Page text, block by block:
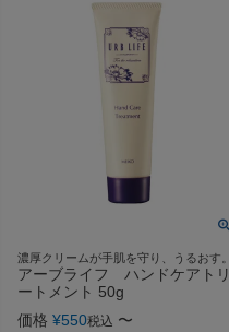
濃厚クリームが手肌を守り、うるおす。
アーブライフ ハンドケアトリ
ートメント 50g
価格 ¥550税込 〜